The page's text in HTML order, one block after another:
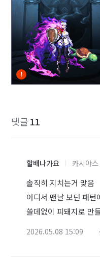
댓글11
할배나가요 카시야스
솔직히 지치는거 맞음
어디서 맨날 보던 패
쓸데없이 피돼지로 만
2026.05.08 15:09